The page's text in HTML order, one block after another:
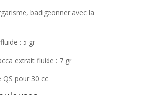
badigeonner avec la
: 5 gr
extrait fluide : 7 gr
QS pour 30 cc